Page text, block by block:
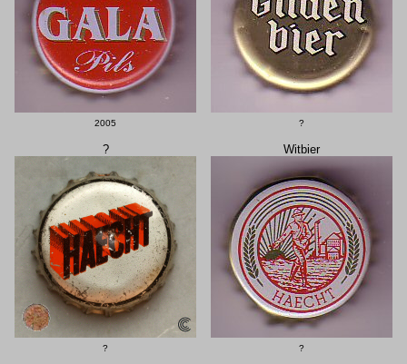
2005 ?
?
?
Witbier
?